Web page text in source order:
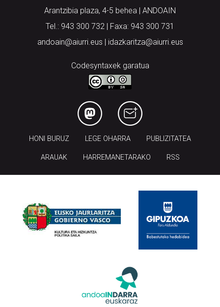
Arantzibia plaza, 4-5 behea | ANDOAIN
Tel.: 943 300 732 | Faxa: 943 300 731
andoain@aiurri.eus | idazkaritza@aiurri.eus
Codesyntaxek garatua
HONI BURUZ LEGE OHARRA PUBLIZITATEA
ARAUAK HARREMANETARAKO RSS